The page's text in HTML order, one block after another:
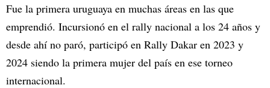
Fue la primera uruguaya en muchas áreas en las que
emprendió. Incursionó en el rally nacional a los 24 años y
desde ahí no paró, participó en Rally Dakar en 2023 y
2024 siendo la primera mujer del país en ese torneo
internacional.